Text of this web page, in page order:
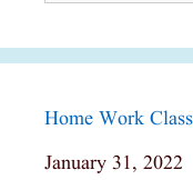
Home Work
Date
January 31, 2022